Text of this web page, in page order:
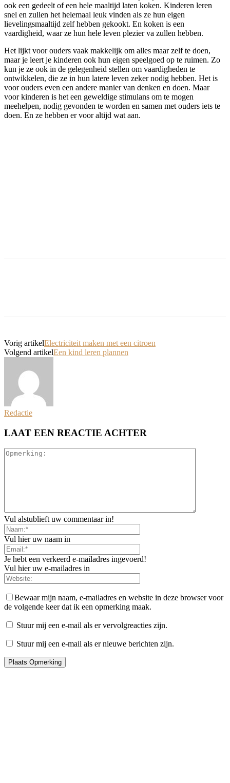
ook een gedeelt of een hele maaltijd laten koken. Kinderen leren
snel en zullen het helemaal leuk vinden als ze hun eigen
lievelingsmaaltijd zelf hebben gekookt. En koken is een
vaardigheid, waar ze hun hele leven plezier va zullen hebben.
Het lijkt voor ouders vaak makkelijk om alles maar zelf te doen,
maar je leert je kinderen ook hun eigen speelgoed op te ruimen. Zo
kun je ze ook in de gelegenheid stellen om vaardigheden te
ontwikkelen, die ze in hun latere leven zeker nodig hebben. Het is
voor ouders even een andere manier van denken en doen. Maar
voor kinderen is het een geweldige stimulans om te mogen
meehelpen, nodig gevonden te worden en samen met ouders iets te
doen. En ze hebben er voor altijd wat aan.
Vorig artikelElectriciteit maken met een citroen
Volgend artikelEen kind leren plannen
Redactie
LAAT EEN REACTIE ACHTER
Vul alstublieft uw commentaar in!
Vul hier uw naam in
Je hebt een verkeerd e-mailadres ingevoerd!
Vul hier uw e-mailadres in
Bewaar mijn naam, e-mailadres en website in deze browser voor
de volgende keer dat ik een opmerking maak.
Stuur mij een e-mail als er vervolgreacties zijn.
Stuur mij een e-mail als er nieuwe berichten zijn.